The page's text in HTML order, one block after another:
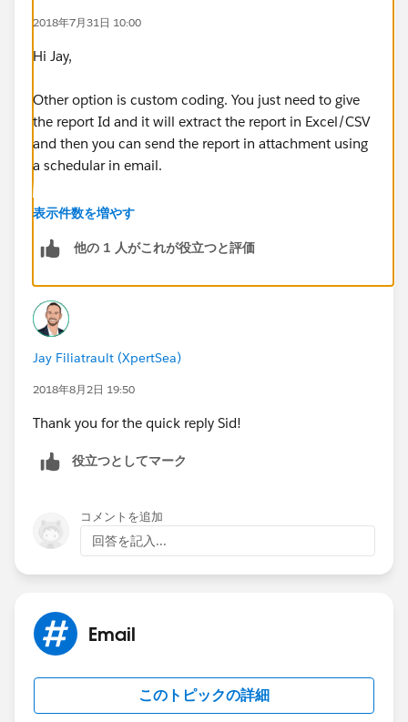
2018年7月31日 10:00
Hi Jay,
Other option is custom coding. You just need to give
the report Id and it will extract the report in Excel/CSV
and then you can send the report in attachment using
a schedular in email.
Below is the code for help to achieve this.
ApexPages.PageReference objPage = new
Messaging.EmailFileAttachment objMsgEmailAttach =
new Messaging.EmailFileAttachment();
objMsgEmailAttach.setFileName('Testing.xls');
objMsgEmailAttach.setBody(objPage.getContent());
objMsgEmailAttach.setContentType('application/
ms-excel');
with csv.
Hope this will help !
表示件数を増やす
他の 1 人がこれが役立つと評価
Jay Filiatrault (XpertSea)
2018年8月2日 19:50
Thank you for the quick reply Sid!
役立つとしてマーク
コメントを追加
回答を記入...
Email
このトピックの詳細